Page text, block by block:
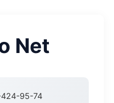
Net
95-74